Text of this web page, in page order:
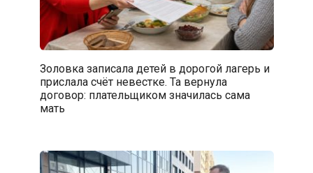
Золовка записала детей в дорогой лагерь и
прислала счёт невестке. Та вернула
договор: плательщиком значилась сама
мать